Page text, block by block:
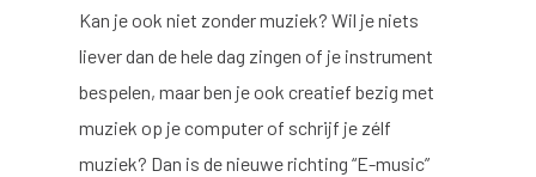
Kan je ook niet zonder muziek? Wil je niets
liever dan de hele dag zingen of je instrument
bespelen, maar ben je ook creatief bezig met
muziek op je computer of schrijf je zélf
muziek? Dan is de nieuwe richting “E-music”